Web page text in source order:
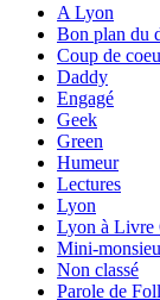
A Lyon
Bon plan du
Coup de
Daddy
Engagé
Geek
Green
Humeur
Lectures
Lyon
Lyon à Livre
Mini-
Non classé
Parole de